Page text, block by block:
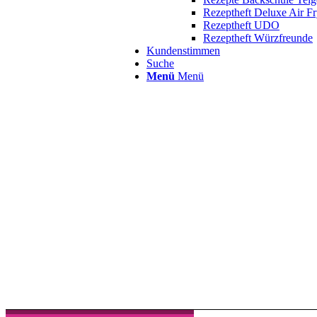
Rezeptheft Deluxe Air
Rezeptheft UDO
Rezeptheft Würzfreunde
Kundenstimmen
Suche
Menü Menü